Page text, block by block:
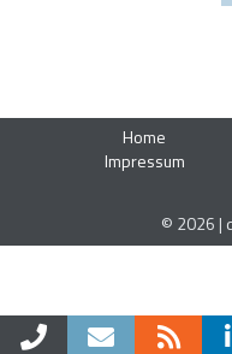
Home
Impressum
© 2026 |